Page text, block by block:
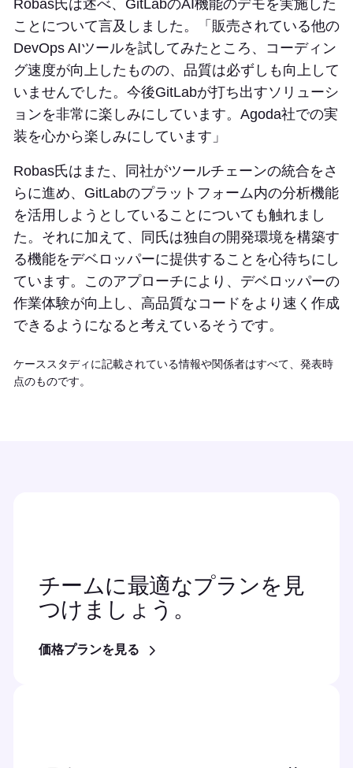
Robas氏は述べ、GitLabのAI機能のデモを実施した
ことについて言及しました。「販売されている他の
DevOps AIツールを試してみたところ、コーディン
グ速度が向上したものの、品質は必ずしも向上して
いませんでした。今後GitLabが打ち出すソリューシ
ョンを非常に楽しみにしています。Agoda社での実
装を心から楽しみにしています」
Robas氏はまた、同社がツールチェーンの統合をさ
らに進め、GitLabのプラットフォーム内の分析機能
を活用しようとしていることについても触れまし
た。それに加えて、同氏は独自の開発環境を構築す
る機能をデベロッパーに提供することを心待ちにし
ています。このアプローチにより、デベロッパーの
作業体験が向上し、高品質なコードをより速く作成
できるようになると考えているそうです。
ケーススタディに記載されている情報や関係者はすべて、発表時
点のものです。
チームに最適なプランを見
つけましょう。
価格プランを見る